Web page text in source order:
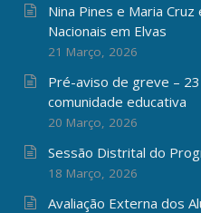
Nina Pines e Maria
Nacionais em Elvas
21 Março, 2026
Pré-aviso de greve –
comunidade educativa
20 Março, 2026
Sessão Distrital do
18 Março, 2026
Avaliação Externa dos